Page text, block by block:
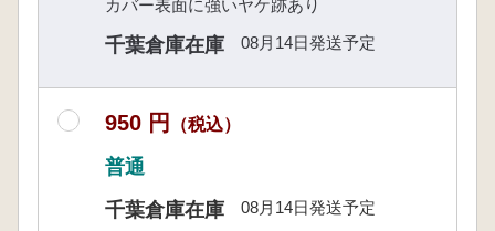
カバー表面に強いヤケ跡あり
千葉倉庫在庫 08月14日発送予定
950 円 （税込）
普通
千葉倉庫在庫
08月14日発送予定